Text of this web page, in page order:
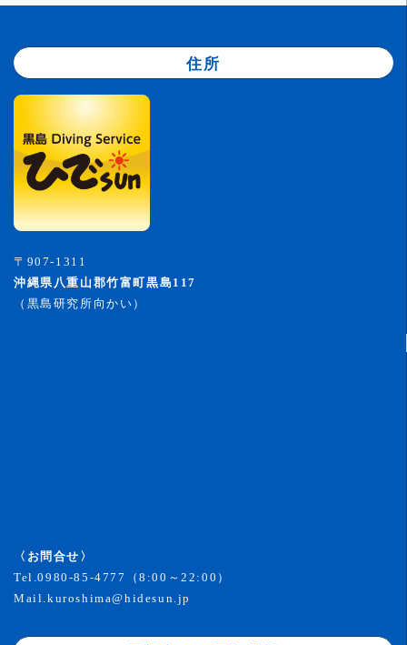
住所
〒907-1311
沖縄県八重山郡竹富町黒島117
（黒島研究所向かい）
〈お問合せ〉
Tel.0980-85-4777
（8:00～22:00）
Mail. kuroshima@hidesun.jp